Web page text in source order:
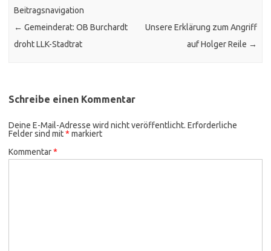
Beitragsnavigation
← Gemeinderat: OB Burchardt
droht LLK-Stadtrat
Unsere Erklärung zum Angriff
auf Holger Reile →
Schreibe einen Kommentar
Deine E-Mail-Adresse wird nicht veröffentlicht. Erforderliche
Felder sind mit* markiert
Kommentar*